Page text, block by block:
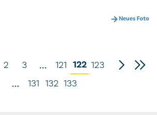
Neues Foto
2 3 ... 121 122 123
... 131 132 133